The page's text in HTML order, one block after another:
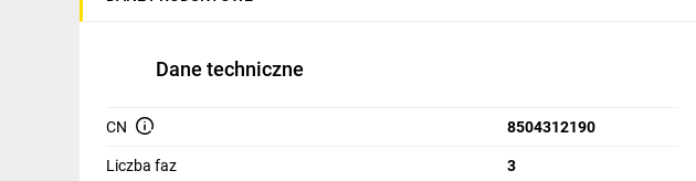
Dom i ogród
Dane techniczne
CN 8504312190
Liczba faz 3